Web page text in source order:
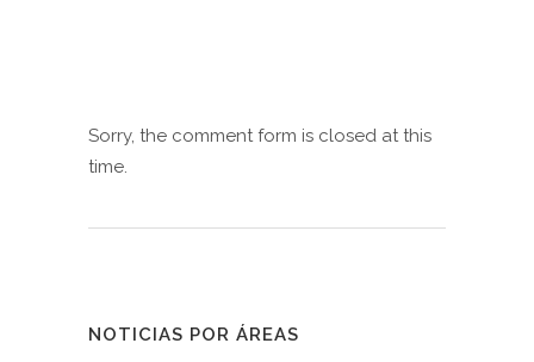
Sorry, the comment form is closed at this
time.
NOTICIAS POR ÁREAS